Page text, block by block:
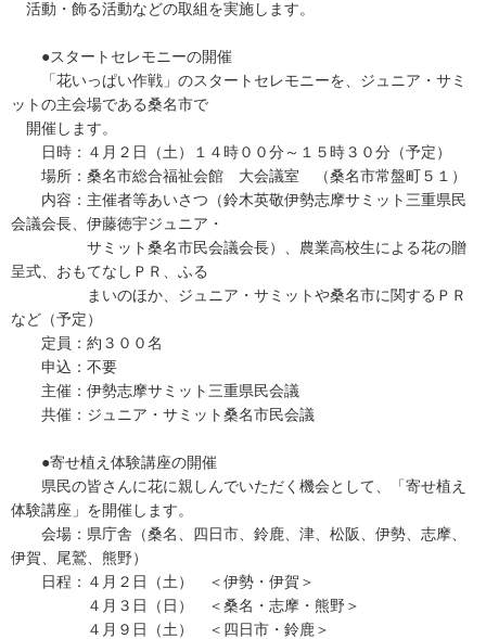
活動・飾る活動などの取組を実施します。
●スタートセレモニーの開催
「花いっぱい作戦」のスタートセレモニーを、ジュニア・サミ
ットの主会場である桑名市で
開催します。
日時：４月２日（土）１４時００分～１５時３０分（予定）
場所：桑名市総合福祉会館 大会議室 （桑名市常盤町５１）
内容：主催者等あいさつ（鈴木英敬伊勢志摩サミット三重県民
会議会長、伊藤徳宇ジュニア・
サミット桑名市民会議会長）、農業高校生による花の贈
呈式、おもてなしＰＲ、ふる
まいのほか、ジュニア・サミットや桑名市に関するＰＲ
など（予定）
定員：約３００名
申込：不要
主催：伊勢志摩サミット三重県民会議
共催：ジュニア・サミット桑名市民会議
●寄せ植え体験講座の開催
県民の皆さんに花に親しんでいただく機会として、「寄せ植え
体験講座」を開催します。
会場：県庁舎（桑名、四日市、鈴鹿、津、松阪、伊勢、志摩、
伊賀、尾鷲、熊野）
日程：４月２日（土） ＜伊勢・伊賀＞
４月３日（日） ＜桑名・志摩・熊野＞
４月９日（土） ＜四日市・鈴鹿＞